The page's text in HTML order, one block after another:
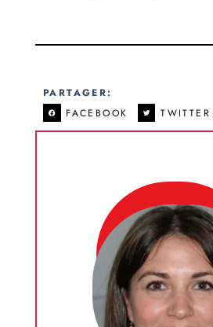
PARTAGER:
FACEBOOK
TWITTER